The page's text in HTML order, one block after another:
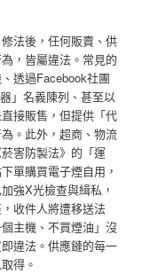
法後，任何販賣、供
，皆屬違法。常見的
透過Facebook社團
」名義陳列、甚至以
接販售，但提供「代
。此外，超商、物流
害防製法》的「運
單購買電子煙自用，
強X光檢查與緝私，
收件人將遭移送法
主機、不買煙油」沒
違法。供應鏈的每一
得。